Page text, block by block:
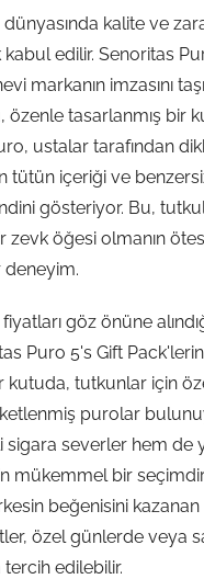
kalite ve
edilir. Senoritas
markanın imzasını
tasarlanmış bir
ustalar tarafından
tütün içeriği ve
gösteriyor. Bu,
zevk öğesi olmanın
göz önüne
Puro 5's Gift
kutuda, tutkunlar için
purolar
sigara severler hem de
mükemmel bir
beğenisini
özel günlerde veya
tercih edilebilir.